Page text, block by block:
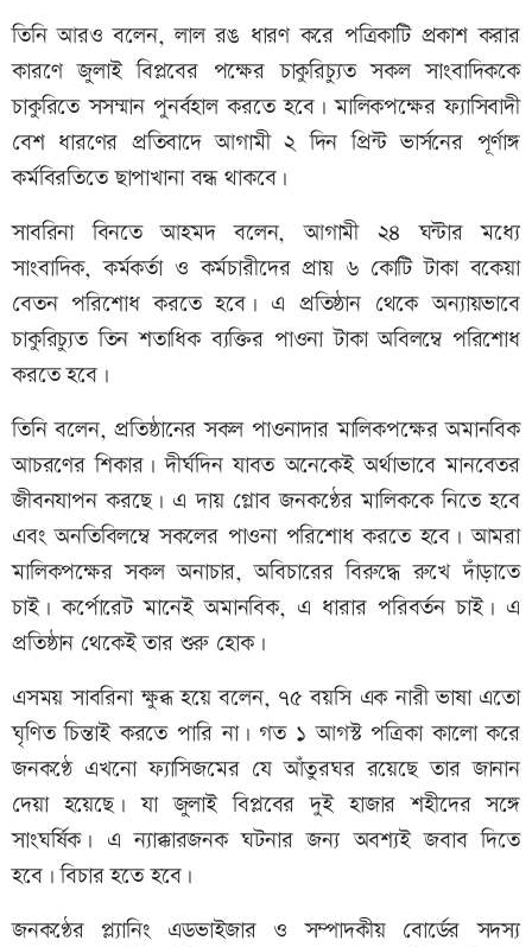
তিনি আরও বলেন, লাল রঙ ধারণ করে পত্রিকাটি প্রকাশ করার
কারণে জুলাই বিপ্লবের পক্ষের চাকুরিচ্যুত সকল সাংবাদিককে
চাকুরিতে সসম্মান পুনর্বহাল করতে হবে। মালিকপক্ষের ফ্যাসিবাদী
বেশ ধারণের প্রতিবাদে আগামী ২ দিন প্রিন্ট ভার্সনের পূর্ণাঙ্গ
কর্মবিরতিতে ছাপাখানা বন্ধ থাকবে।
সাবরিনা বিনতে আহমদ বলেন, আগামী ২৪ ঘন্টার মধ্যে
সাংবাদিক, কর্মকর্তা ও কর্মচারীদের প্রায় ৬ কোটি টাকা বকেয়া
বেতন পরিশোধ করতে হবে। এ প্রতিষ্ঠান থেকে অন্যায়ভাবে
চাকুরিচ্যুত তিন শতাধিক ব্যক্তির পাওনা টাকা অবিলম্বে পরিশোধ
করতে হবে।
তিনি বলেন, প্রতিষ্ঠানের সকল পাওনাদার মালিকপক্ষের অমানবিক
আচরণের শিকার। দীর্ঘদিন যাবত অনেকেই অর্থাভাবে মানবেতর
জীবনযাপন করছে। এ দায় গ্লোব জনকণ্ঠের মালিককে নিতে হবে
এবং অনতিবিলম্বে সকলের পাওনা পরিশোধ করতে হবে। আমরা
মালিকপক্ষের সকল অনাচার, অবিচারের বিরুদ্ধে রুখে দাঁড়াতে
চাই। কর্পোরেট মানেই অমানবিক, এ ধারার পরিবর্তন চাই। এ
প্রতিষ্ঠান থেকেই তার শুরু হোক।
এসময় সাবরিনা ক্ষুব্ধ হয়ে বলেন, ৭৫ বয়সি এক নারী ভাষা এতো
ঘৃণিত চিন্তাই করতে পারি না। গত ১ আগস্ট পত্রিকা কালো করে
জনকণ্ঠে এখনো ফ্যাসিজমের যে আঁতুরঘর রয়েছে তার জানান
দেয়া হয়েছে। যা জুলাই বিপ্লবের দুই হাজার শহীদের সঙ্গে
সাংঘর্ষিক। এ ন্যাক্কারজনক ঘটনার জন্য অবশ্যই জবাব দিতে
হবে। বিচার হতে হবে।
জনকণ্ঠের প্ল্যানিং এডভাইজার ও সম্পাদকীয় বোর্ডের সদস্য